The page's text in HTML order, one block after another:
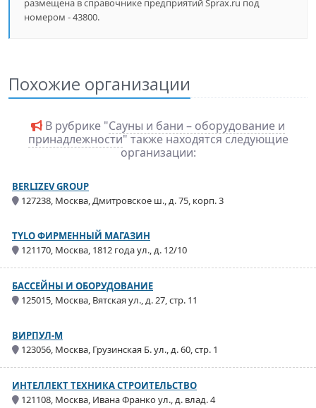
размещена в справочнике предприятий Sprax.ru под
номером - 43800.
Похожие организации
В рубрике "Сауны и бани – оборудование и
принадлежности" также находятся следующие
организации:
BERLIZEV GROUP
127238, Москва, Дмитровское ш., д. 75, корп. 3
TYLO ФИРМЕННЫЙ МАГАЗИН
121170, Москва, 1812 года ул., д. 12/10
БАССЕЙНЫ И ОБОРУДОВАНИЕ
125015, Москва, Вятская ул., д. 27, стр. 11
ВИРПУЛ-М
123056, Москва, Грузинская Б. ул., д. 60, стр. 1
ИНТЕЛЛЕКТ ТЕХНИКА СТРОИТЕЛЬСТВО
121108, Москва, Ивана Франко ул., д. влад. 4